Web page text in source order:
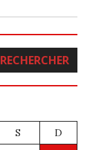
RECHERCHER
S
D